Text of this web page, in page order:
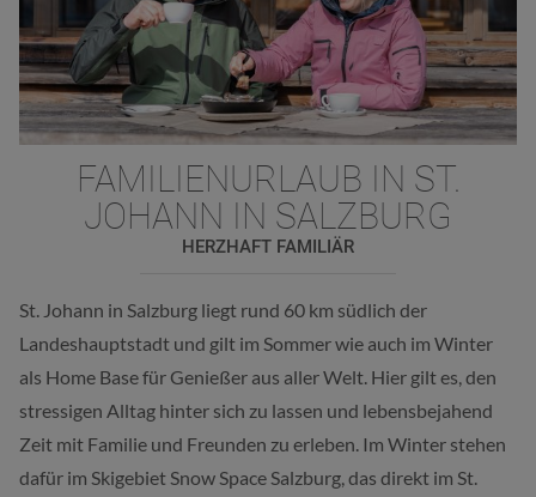
FAMILIENURLAUB IN ST.
JOHANN IN SALZBURG
HERZHAFT FAMILIÄR
St. Johann in Salzburg liegt rund 60 km südlich der
Landeshauptstadt und gilt im Sommer wie auch im Winter
als Home Base für Genießer aus aller Welt. Hier gilt es, den
stressigen Alltag hinter sich zu lassen und lebensbejahend
Zeit mit Familie und Freunden zu erleben. Im Winter stehen
dafür im Skigebiet Snow Space Salzburg, das direkt im St.